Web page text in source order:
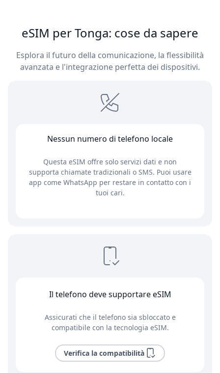
eSIM per Tonga: cose da sapere
Esplora il futuro della comunicazione, la flessibilità
avanzata e l'integrazione perfetta dei dispositivi.
Nessun numero di telefono locale
Questa eSIM offre solo servizi dati e non
supporta chiamate tradizionali o SMS. Puoi usare
app come WhatsApp per restare in contatto con i
tuoi cari.
Il telefono deve supportare eSIM
Assicurati che il telefono sia sbloccato e
compatibile con la tecnologia eSIM.
Verifica la compatibilità